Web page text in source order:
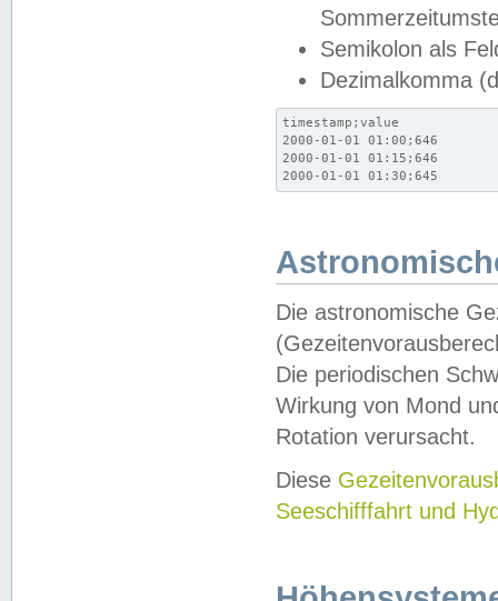
Semikolon als
Dezimalkomma
timestamp;value
2000-01-01 01:00;646
2000-01-01 01:15;646
2000-01-01 01:30;645
Die astronomische
Die periodischen
Wirkung von Mond
Rotation verursacht.
Diese
Seeschifffahrt und